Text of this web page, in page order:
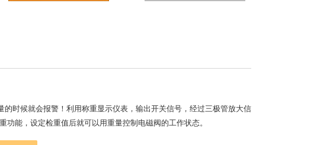
时候就会报警！利用称重显示仪表，输出开关信号，经过三极管放大信
功能，设定检重值后就可以用重量控制电磁阀的工作状态。